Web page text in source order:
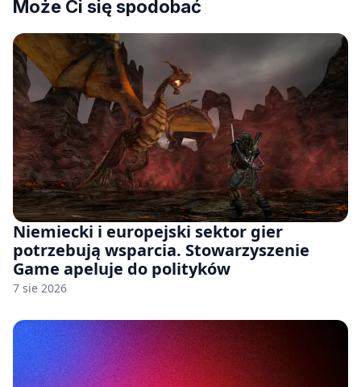
Może Ci się spodobać
Niemiecki i europejski sektor gier
potrzebują wsparcia. Stowarzyszenie
Game apeluje do polityków
7 sie 2026